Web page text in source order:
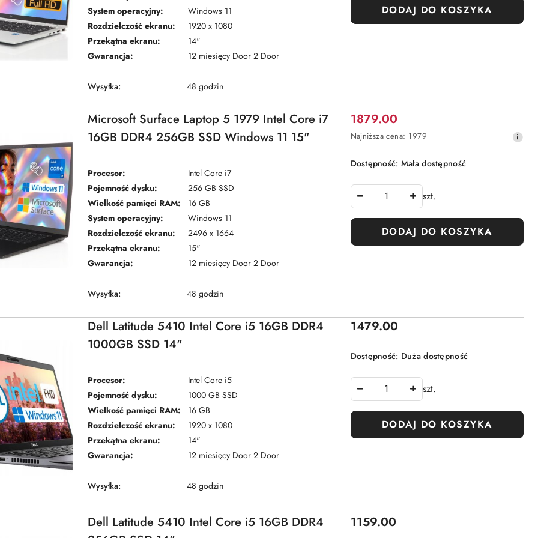
System operacyjny:
Windows 11
Rozdzielczość ekranu:
1920 x 1080
Przekątna ekranu:
14"
Gwarancja:
12 miesięcy Door 2 Door
Wysyłka: 48 godzin
DODAJ DO KOSZYKA
Microsoft Surface Laptop 5 1979 Intel Core i7
16GB DDR4 256GB SSD Windows 11 15"
Procesor:
Intel Core i7
Pojemność dysku:
256 GB SSD
Wielkość pamięci RAM:
16 GB
System operacyjny:
Windows 11
Rozdzielczość ekranu:
2496 x 1664
Przekątna ekranu:
15"
Gwarancja:
12 miesięcy Door 2 Door
Wysyłka: 48 godzin
Cena
promocyjna:
1879.00
Najniższa
30
przed
obniżką
Najniższa cena: 1979
Dostępność: Mała dostępność
szt.
DODAJ DO KOSZYKA
Dell Latitude 5410 Intel Core i5 16GB DDR4
1000GB SSD 14"
Procesor:
Intel Core i5
Pojemność dysku:
1000 GB SSD
Wielkość pamięci RAM:
16 GB
Rozdzielczość ekranu:
1920 x 1080
Przekątna ekranu:
14"
Gwarancja:
12 miesięcy Door 2 Door
Wysyłka: 48 godzin
Cena:
1479.00
Dostępność: Duża dostępność
szt.
DODAJ DO KOSZYKA
Dell Latitude 5410 Intel Core i5 16GB DDR4
Cena:
1159.00